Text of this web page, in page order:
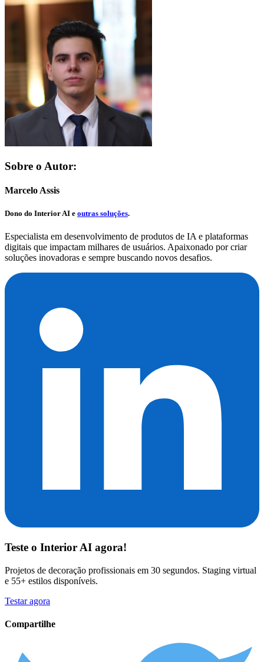
Sobre o Autor:
Marcelo Assis
Dono do Interior AI e outras soluções.
Especialista em desenvolvimento de produtos de IA e plataformas
digitais que impactam milhares de usuários. Apaixonado por criar
soluções inovadoras e sempre buscando novos desafios.
Teste o Interior AI agora!
Projetos de decoração profissionais em 30 segundos. Staging virtual
e 55+ estilos disponíveis.
Testar agora
Compartilhe